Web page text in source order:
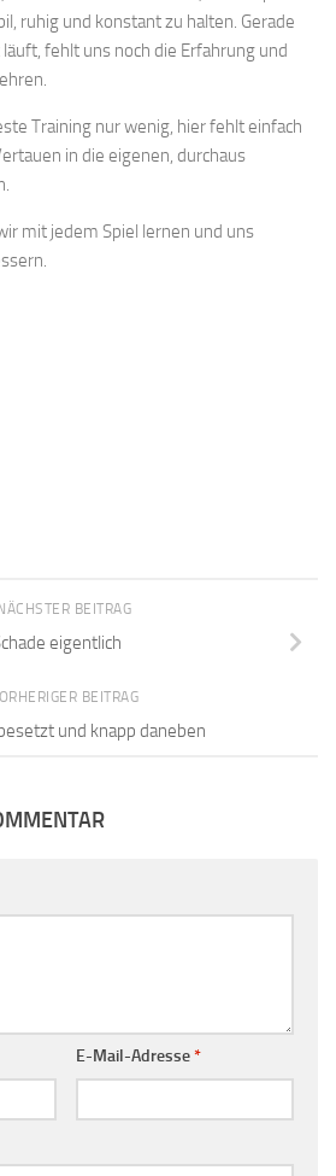
ruhig und konstant zu halten. Gerade
fehlt uns noch die Erfahrung und
Training nur wenig, hier fehlt einfach
in die eigenen, durchaus
mit jedem Spiel lernen und uns
BEITRAG
eigentlich
BEITRAG
und knapp daneben
E-Mail-Adresse*